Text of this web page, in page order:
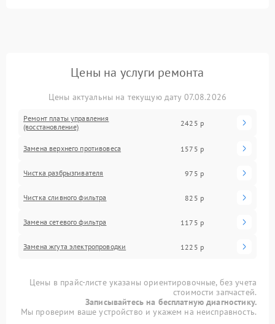
Цены на услуги ремонта
Цены актуальны на текущую дату 07.08.2026
Ремонт платы управления
(восстановление)
2425 р
Замена верхнего противовеса 1575 р
Чистка разбрызгивателя 975 р
Чистка сливного фильтра 825 р
Замена сетевого фильтра 1175 р
Замена жгута электропроводки 1225 р
Цены в прайс-листе указаны ориентировочные, без учета
стоимости запчастей.
Записывайтесь на бесплатную диагностику.
Мы проверим ваше устройство и укажем на неисправность.